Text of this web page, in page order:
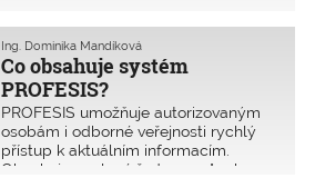
Co obsahuje systém
PROFESIS?
Ing. Dominika Mandíková
PROFESIS umožňuje autorizovaným
osobám i odborné veřejnosti rychlý
přístup k aktuálním informacím.
Obsahuje ucelené řady pomůcek